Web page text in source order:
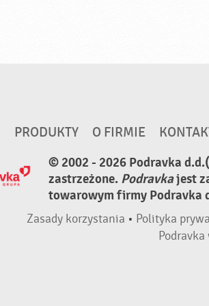
PRODUKTY O FIRMIE
© 2002 - 2026 Podravka
zastrzeżone. Podravkajest
towarowym firmy Podravka
Zasady korzystania • Polityka